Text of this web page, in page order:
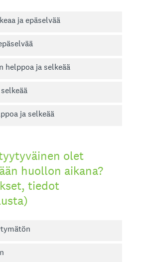
ja epäselvää
helppoa ja selkeää
ja selkeää
olet
huollon aikana?
tiedot